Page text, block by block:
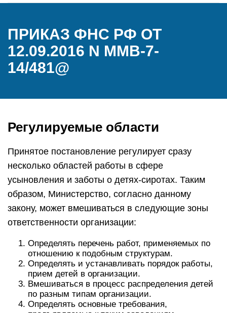
ПРИКАЗ ФНС РФ ОТ
12.09.2016 N ММВ-7-
14/481@
Регулируемые области
Принятое постановление регулирует сразу
несколько областей работы в сфере
усыновления и заботы о детях-сиротах. Таким
образом, Министерство, согласно данному
закону, может вмешиваться в следующие зоны
ответственности организации:
Определять перечень работ, применяемых по
отношению к подобным структурам.
Определять и устанавливать порядок работы,
прием детей в организации.
Вмешиваться в процесс распределения детей
по разным типам организации.
Определять основные требования,